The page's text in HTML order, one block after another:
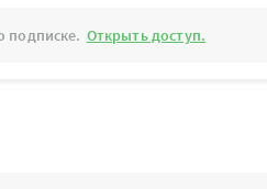
подписке. Открыть доступ.